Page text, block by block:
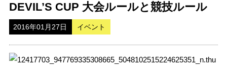
DEVIL’S CUP 大会ルールと競技ルール
2016年01月27日 イベント